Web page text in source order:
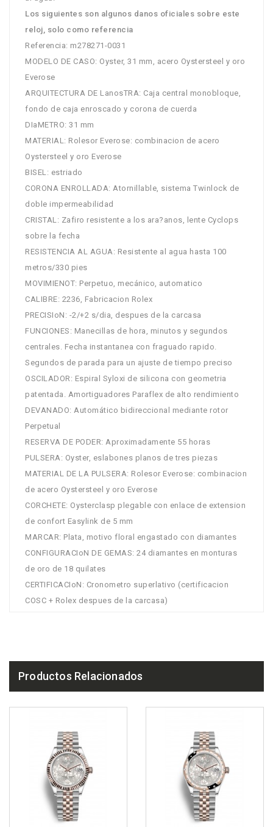
Los siguientes son algunos danos oficiales sobre este
reloj, solo como referencia
Referencia: m278271-0031
MODELO DE CASO: Oyster, 31 mm, acero Oystersteel y oro
Everose
ARQUITECTURA DE LanosTRA: Caja central monobloque,
fondo de caja enroscado y corona de cuerda
DIaMETRO: 31 mm
MATERIAL: Rolesor Everose: combinacion de acero
Oystersteel y oro Everose
BISEL: estriado
CORONA ENROLLADA: Atornillable, sistema Twinlock de
doble impermeabilidad
CRISTAL: Zafiro resistente a los ara?anos, lente Cyclops
sobre la fecha
RESISTENCIA AL AGUA: Resistente al agua hasta 100
metros/330 pies
MOVIMIENOT: Perpetuo, mecánico, automatico
CALIBRE: 2236, Fabricacion Rolex
PRECISIoN: -2/+2 s/dia, despues de la carcasa
FUNCIONES: Manecillas de hora, minutos y segundos
centrales. Fecha instantanea con fraguado rapido.
Segundos de parada para un ajuste de tiempo preciso
OSCILADOR: Espiral Syloxi de silicona con geometria
patentada. Amortiguadores Paraflex de alto rendimiento
DEVANADO: Automático bidireccional mediante rotor
Perpetual
RESERVA DE PODER: Aproximadamente 55 horas
PULSERA: Oyster, eslabones planos de tres piezas
MATERIAL DE LA PULSERA: Rolesor Everose: combinacion
de acero Oystersteel y oro Everose
CORCHETE: Oysterclasp plegable con enlace de extension
de confort Easylink de 5 mm
MARCAR: Plata, motivo floral engastado con diamantes
CONFIGURACIoN DE GEMAS: 24 diamantes en monturas
de oro de 18 quilates
CERTIFICACIoN: Cronometro superlativo (certificacion
COSC + Rolex despues de la carcasa)
Productos Relacionados